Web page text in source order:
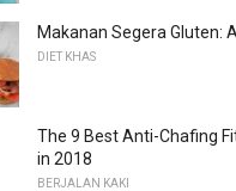
Makanan Segera Gluten:
DIET KHAS
The 9 Best Anti-Chafing
in 2018
BERJALAN KAKI